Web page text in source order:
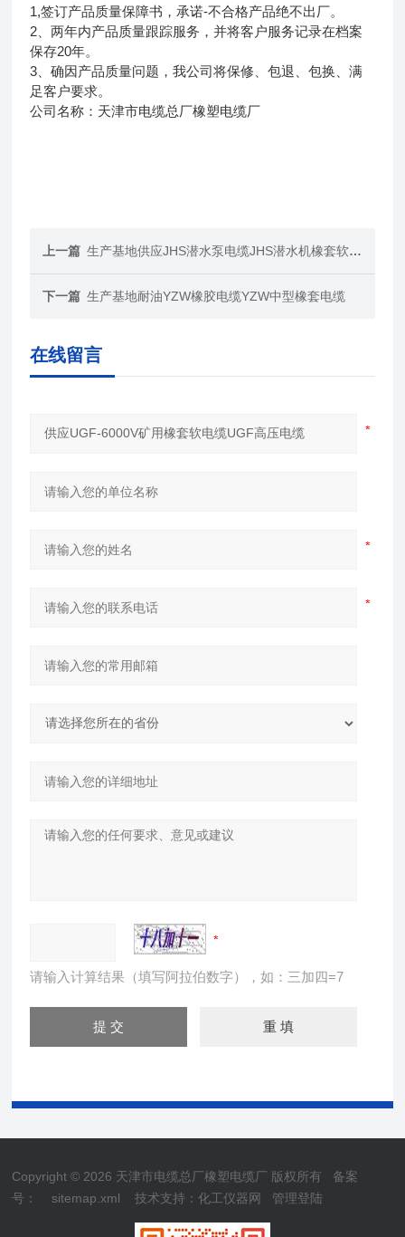
1,签订产品质量保障书，承诺-不合格产品绝不出厂。
2、两年内产品质量跟踪服务，并将客户服务记录在档案
保存20年。
3、确因产品质量问题，我公司将保修、包退、包换、满
足客户要求。
公司名称：天津市电缆总厂橡塑电缆厂
上一篇 生产基地供应JHS潜水泵电缆JHS潜水机橡套软电缆
下一篇 生产基地耐油YZW橡胶电缆YZW中型橡套电缆
在线留言
请输入计算结果（填写阿拉伯数字），如：三加四=7
Copyright © 2026 天津市电缆总厂橡塑电缆厂 版权所有 备案
号：
sitemap.xml 技术支持：化工仪器网 管理登陆